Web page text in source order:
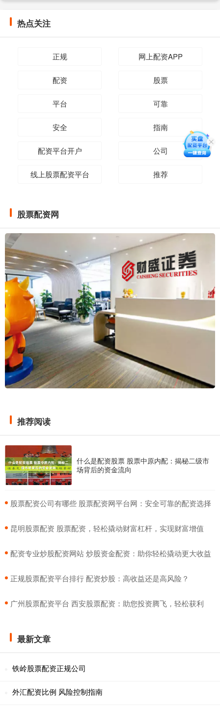
热点关注
正规 网上配资APP
配资 股票
平台 可靠
安全 指南
配资平台开户 公司
线上股票配资平台 推荐
股票配资网
推荐阅读
什么是配资股票 股票中原内配：揭秘二级市
场背后的资金流向
​股票配资公司有哪些 股票配资网平台网：安全可靠的配资选择
​昆明股票配资 股票配资，轻松撬动财富杠杆，实现财富增值
​配资专业炒股配资网站 炒股资金配资：助你轻松撬动更大收益
​正规股票配资平台排行 配资炒股：高收益还是高风险？
​广州股票配资平台 西安股票配资：助您投资腾飞，轻松获利
最新文章
铁岭股票配资正规公司
外汇配资比例 风险控制指南